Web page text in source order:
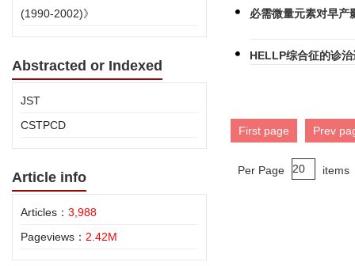
(1990-2002)》
Abstracted or Indexed
JST
CSTPCD
Article info
Articles： 3,988
Pageviews： 2.42M
必需微量元素对早产
HELLP综合征的诊
First page Prev
Per Page items